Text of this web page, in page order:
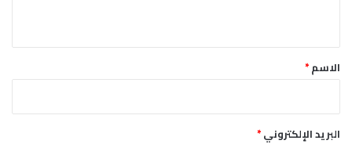
*الاسم*
البريد الإلكتروني*